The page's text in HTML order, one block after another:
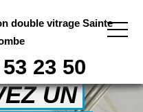
double vitrage Sainte
23 50
UN